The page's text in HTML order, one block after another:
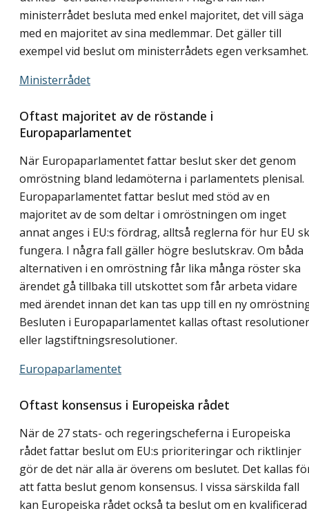
ministerrådet besluta med enkel majoritet, det vill säga
med en majoritet av sina medlemmar. Det gäller till
exempel vid beslut om ministerrådets egen verksamhet.
Ministerrådet
Oftast majoritet av de röstande i
Europaparlamentet
När Europaparlamentet fattar beslut sker det genom
omröstning bland ledamöterna i parlamentets plenisal.
Europaparlamentet fattar beslut med stöd av en
majoritet av de som deltar i omröstningen om inget
annat anges i EU:s fördrag, alltså reglerna för hur EU
fungera. I några fall gäller högre beslutskrav. Om båda
alternativen i en omröstning får lika många röster ska
ärendet gå tillbaka till utskottet som får arbeta vidare
med ärendet innan det kan tas upp till en ny
Besluten i Europaparlamentet kallas oftast resolutioner
eller lagstiftningsresolutioner.
Europaparlamentet
Oftast konsensus i Europeiska rådet
När de 27 stats- och regeringscheferna i Europeiska
rådet fattar beslut om EU:s prioriteringar och riktlinjer
gör de det när alla är överens om beslutet. Det kallas
att fatta beslut genom konsensus. I vissa särskilda fall
kan Europeiska rådet också ta beslut om en kvalificerad